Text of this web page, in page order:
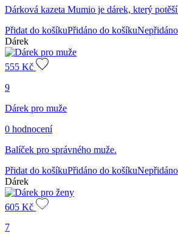
Dárková kazeta Mumio je dárek, který
Přidat do košíkuPřidáno do košíku
Dárek
555 Kč
9
Dárek pro muže
0 hodnocení
Balíček pro správného muže.
Přidat do košíkuPřidáno do košíku
Dárek
605 Kč
7